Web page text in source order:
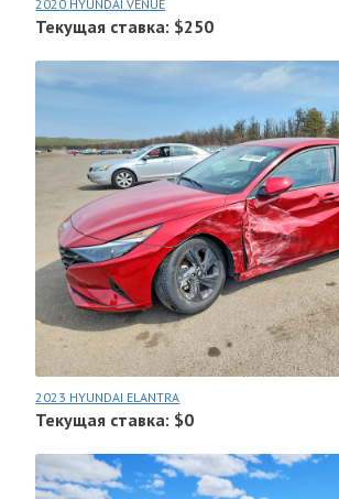
2020 HYUNDAI VENUE
Текущая ставка: $250
2023 HYUNDAI ELANTRA
Текущая ставка: $0